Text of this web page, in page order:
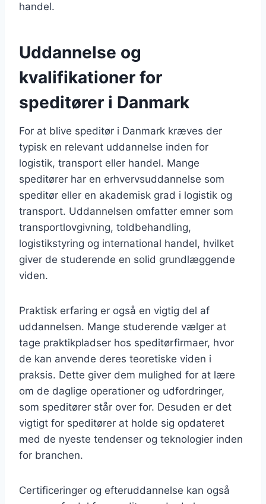
handel.
Uddannelse og
kvalifikationer for
speditører i Danmark
For at blive speditør i Danmark kræves der
typisk en relevant uddannelse inden for
logistik, transport eller handel. Mange
speditører har en erhvervsuddannelse som
speditør eller en akademisk grad i logistik og
transport. Uddannelsen omfatter emner som
transportlovgivning, toldbehandling,
logistikstyring og international handel, hvilket
giver de studerende en solid grundlæggende
viden.
Praktisk erfaring er også en vigtig del af
uddannelsen. Mange studerende vælger at
tage praktikpladser hos speditørfirmaer, hvor
de kan anvende deres teoretiske viden i
praksis. Dette giver dem mulighed for at lære
om de daglige operationer og udfordringer,
som speditører står over for. Desuden er det
vigtigt for speditører at holde sig opdateret
med de nyeste tendenser og teknologier inden
for branchen.
Certificeringer og efteruddannelse kan også